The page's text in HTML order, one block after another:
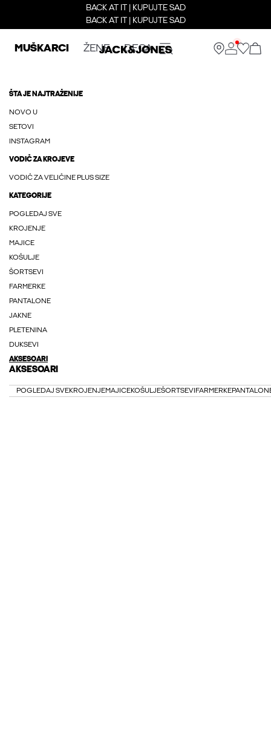
BACK AT IT | KUPUJTE SAD
BACK AT IT | KUPUJTE SAD
MUŠKARCI ŽENE DECA
ŠTA JE NAJTRAŽENIJE
NOVO U
SETOVI
INSTAGRAM
VODIČ ZA KROJEVE
VODIČ ZA VELIČINE PLUS SIZE
KATEGORIJE
POGLEDAJ SVE
KROJENJE
MAJICE
KOŠULJE
ŠORTSEVI
FARMERKE
PANTALONE
JAKNE
PLETENINA
DUKSEVI
AKSESOARI
AKSESOARI
POGLEDAJ SVEKROJENJEMAJICEKOŠULJEŠORTSEVI FARMERKE